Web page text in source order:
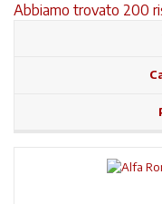
Abbiamo trovato 200